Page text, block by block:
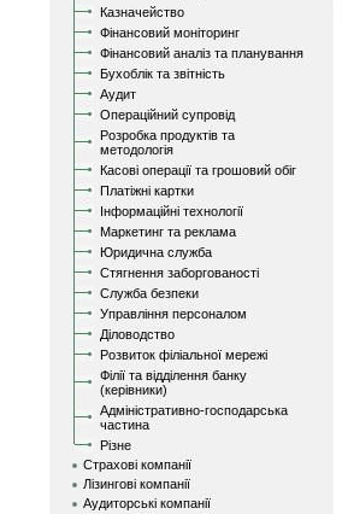
Казначейство
Фінансовий моніторинг
Фінансовий аналіз та планування
Бухоблік та звітність
Аудит
Операційний супровід
Розробка продуктів та
методологія
Касові операції та грошовий обіг
Платіжні картки
Інформаційні технології
Маркетинг та реклама
Юридична служба
Стягнення заборгованості
Служба безпеки
Управління персоналом
Діловодство
Розвиток філіальної мережі
Філії та відділення банку
(керівники)
Адміністративно-господарська
частина
Різне
Страхові компанії
Лізингові компанії
Аудиторські компанії